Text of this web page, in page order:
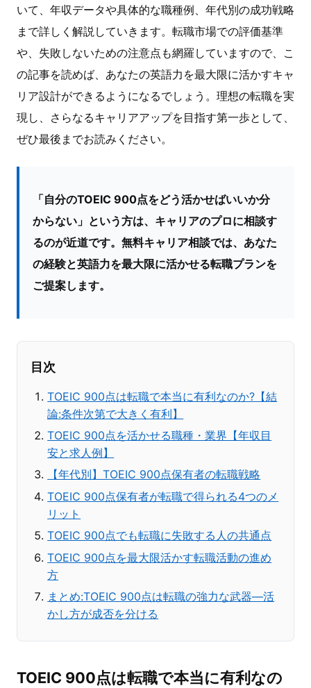
いて、年収データや具体的な職種例、年代別の成功戦略
まで詳しく解説していきます。転職市場での評価基準
や、失敗しないための注意点も網羅していますので、こ
の記事を読めば、あなたの英語力を最大限に活かすキャ
リア設計ができるようになるでしょう。理想の転職を実
現し、さらなるキャリアアップを目指す第一歩として、
ぜひ最後までお読みください。
「自分のTOEIC 900点をどう活かせばいいか分
からない」という方は、キャリアのプロに相談す
るのが近道です。無料キャリア相談では、あなた
の経験と英語力を最大限に活かせる転職プランを
ご提案します。
目次
TOEIC 900点は転職で本当に有利なのか?【結
論:条件次第で大きく有利】
TOEIC 900点を活かせる職種・業界【年収目
安と求人例】
【年代別】TOEIC 900点保有者の転職戦略
TOEIC 900点保有者が転職で得られる4つのメ
リット
TOEIC 900点でも転職に失敗する人の共通点
TOEIC 900点を最大限活かす転職活動の進め
方
まとめ:TOEIC 900点は転職の強力な武器―活
かし方が成否を分ける
TOEIC 900点は転職で本当に有利なの